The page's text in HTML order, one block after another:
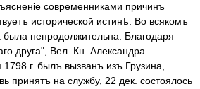
современниками причинъ
исторической истинѣ. Во всякомъ
непродолжительна. Благодаря
друга", Вел. Кн. Александра
г. былъ вызванъ изъ Грузина,
принятъ на службу, 22 дек. состоялось